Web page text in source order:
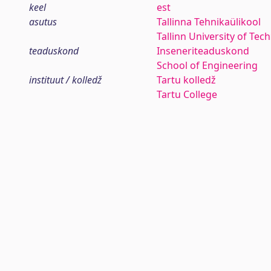
keel
est
asutus
Tallinna Tehnikaülikool
Tallinn University of
teaduskond
Inseneriteaduskond
School of Engineering
instituut / kolledž
Tartu kolledž
Tartu College